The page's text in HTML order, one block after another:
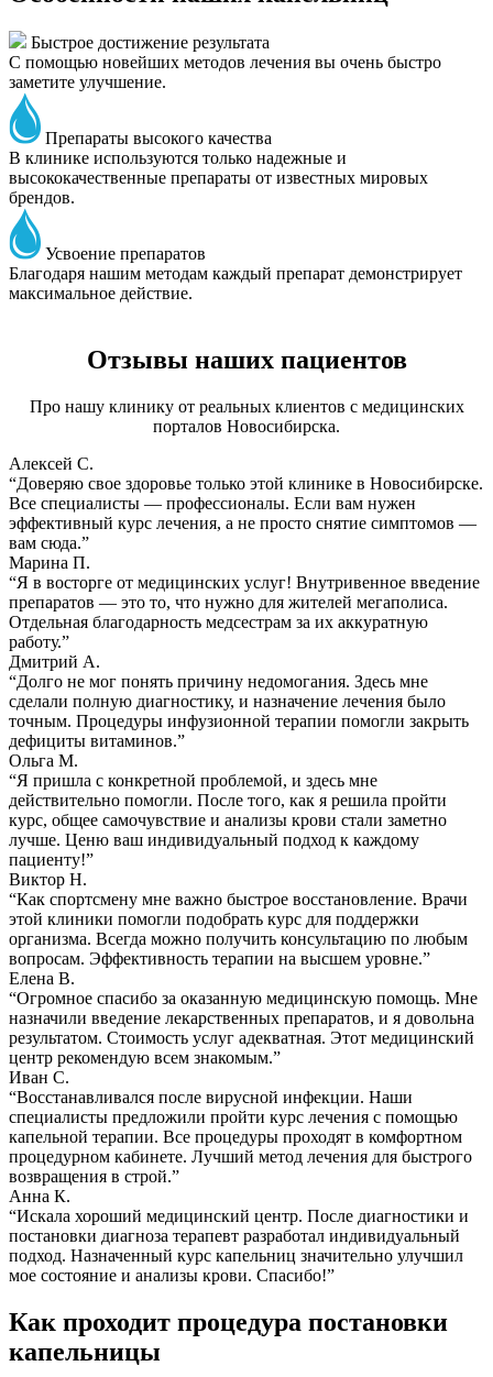
Быстрое достижение результата
С помощью новейших методов лечения вы очень быстро
заметите улучшение.
Препараты высокого качества
В клинике используются только надежные и
высококачественные препараты от известных мировых
брендов.
Усвоение препаратов
Благодаря нашим методам каждый препарат демонстрирует
максимальное действие.
Отзывы наших пациентов
Про нашу клинику от реальных клиентов с медицинских
порталов Новосибирска.
Алексей С.
“Доверяю свое здоровье только этой клинике в Новосибирске.
Все специалисты — профессионалы. Если вам нужен
эффективный курс лечения, а не просто снятие симптомов —
вам сюда.”
Марина П.
“Я в восторге от медицинских услуг! Внутривенное введение
препаратов — это то, что нужно для жителей мегаполиса.
Отдельная благодарность медсестрам за их аккуратную
работу.”
Дмитрий А.
“Долго не мог понять причину недомогания. Здесь мне
сделали полную диагностику, и назначение лечения было
точным. Процедуры инфузионной терапии помогли закрыть
дефициты витаминов.”
Ольга М.
“Я пришла с конкретной проблемой, и здесь мне
действительно помогли. После того, как я решила пройти
курс, общее самочувствие и анализы крови стали заметно
лучше. Ценю ваш индивидуальный подход к каждому
пациенту!”
Виктор Н.
“Как спортсмену мне важно быстрое восстановление. Врачи
этой клиники помогли подобрать курс для поддержки
организма. Всегда можно получить консультацию по любым
вопросам. Эффективность терапии на высшем уровне.”
Елена В.
“Огромное спасибо за оказанную медицинскую помощь. Мне
назначили введение лекарственных препаратов, и я довольна
результатом. Стоимость услуг адекватная. Этот медицинский
центр рекомендую всем знакомым.”
Иван С.
“Восстанавливался после вирусной инфекции. Наши
специалисты предложили пройти курс лечения с помощью
капельной терапии. Все процедуры проходят в комфортном
процедурном кабинете. Лучший метод лечения для быстрого
возвращения в строй.”
Анна К.
“Искала хороший медицинский центр. После диагностики и
постановки диагноза терапевт разработал индивидуальный
подход. Назначенный курс капельниц значительно улучшил
мое состояние и анализы крови. Спасибо!”
Как проходит процедура постановки
капельницы